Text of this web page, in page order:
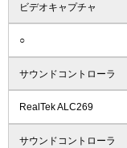
ビデオキャプチャ
○
サウンドコントローラ
RealTek ALC269
サウンドコントローラ